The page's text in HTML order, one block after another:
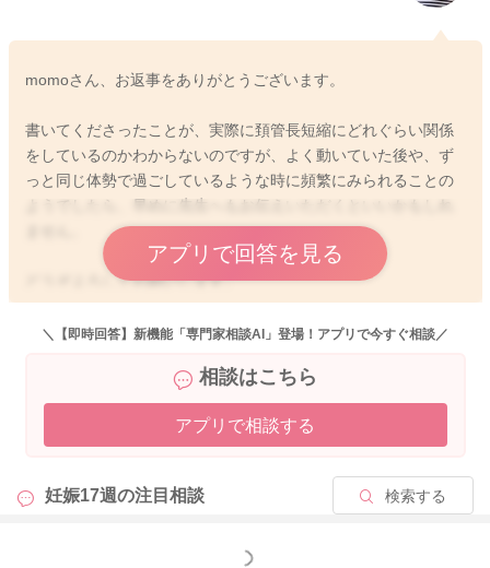
momoさん、お返事をありがとうございます。
書いてくださったことが、実際に頚管長短縮にどれぐらい関係
をしているのかわからないのですが、よく動いていた後や、ず
っと同じ体勢で過ごしているような時に頻繁にみられることの
ようでしたら、早めに先生へもお伝えいただくといいかもしれ
どうぞよろしくお願いします。
アプリで回答を見る
＼【即時回答】新機能「専門家相談AI」登場！アプリで今すぐ相談／
相談はこちら
アプリで相談する
妊娠17週の注目相談 検索する
もっと見る